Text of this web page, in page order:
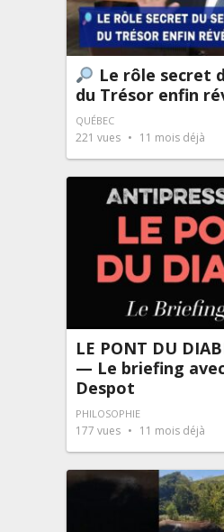
Le rôle secret
du Trésor enfin
QUÉBEC
221 vues 11 mois déjà
LE PONT DU
— Le briefing
Despot
PHILOSOPHIE
177 vues 11 mois déjà